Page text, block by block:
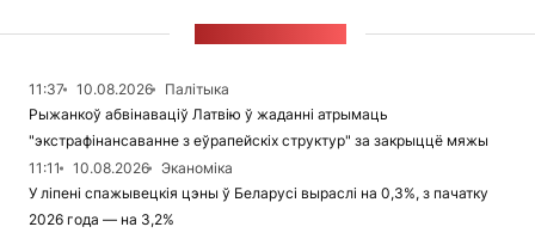
11:37 10.08.2026
Палітыка
Рыжанкоў абвінаваціў Латвію ў жаданні атрымаць
"экстрафінансаванне з еўрапейскіх структур" за закрыццё мяжы
11:11
10.08.2026
Эканоміка
У ліпені спажывецкія цэны ў Беларусі выраслі на 0,3%, з пачатку
2026 года — на 3,2%